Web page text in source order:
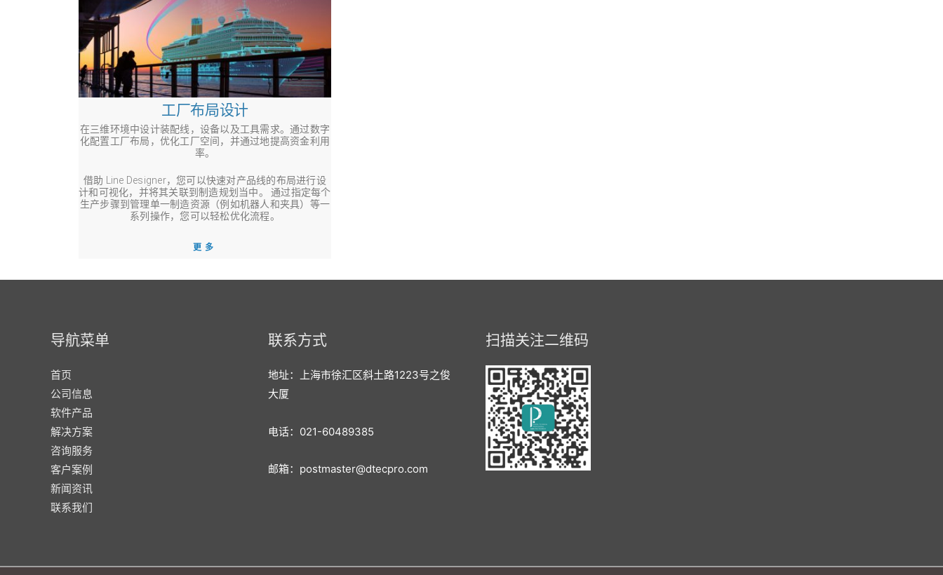
工厂布局设计
在三维环境中设计装配线，设备以及工具需求。通过数字
化配置工厂布局，优化工厂空间，并通过地提高资金利用
率。
借助 Line Designer，您可以快速对产品线的布局进行设
计和可视化，并将其关联到制造规划当中。 通过指定每个
生产步骤到管理单一制造资源（例如机器人和夹具）等一
系列操作，您可以轻松优化流程。
更多
导航菜单
首页
公司信息
软件产品
解决方案
咨询服务
客户案例
新闻资讯
联系我们
联系方式
地址：上海市徐汇区斜土路1223号之俊
大厦
电话：021-60489385
邮箱：postmaster@dtecpro.com
扫描关注二维码